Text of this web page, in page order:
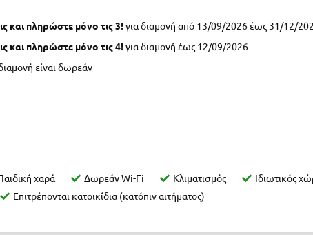
και πληρώστε μόνο τις 3!για διαμονή από 13/09/2026 έως 31/12/
και πληρώστε μόνο τις 4!για διαμονή έως 12/09/2026
είναι δωρεάν
χαρά Δωρεάν Wi-Fi Κλιματισμός Ιδιωτικός
Επιτρέπονται κατοικίδια (κατόπιν αιτήματος)